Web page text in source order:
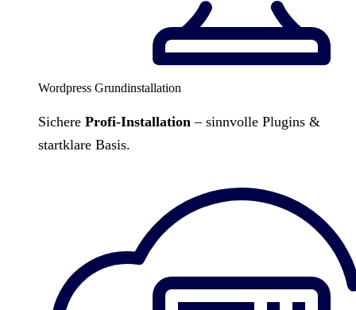
Wordpress Grundinstallation
Sichere Profi-Installation – sinnvolle Plugins &
startklare Basis.